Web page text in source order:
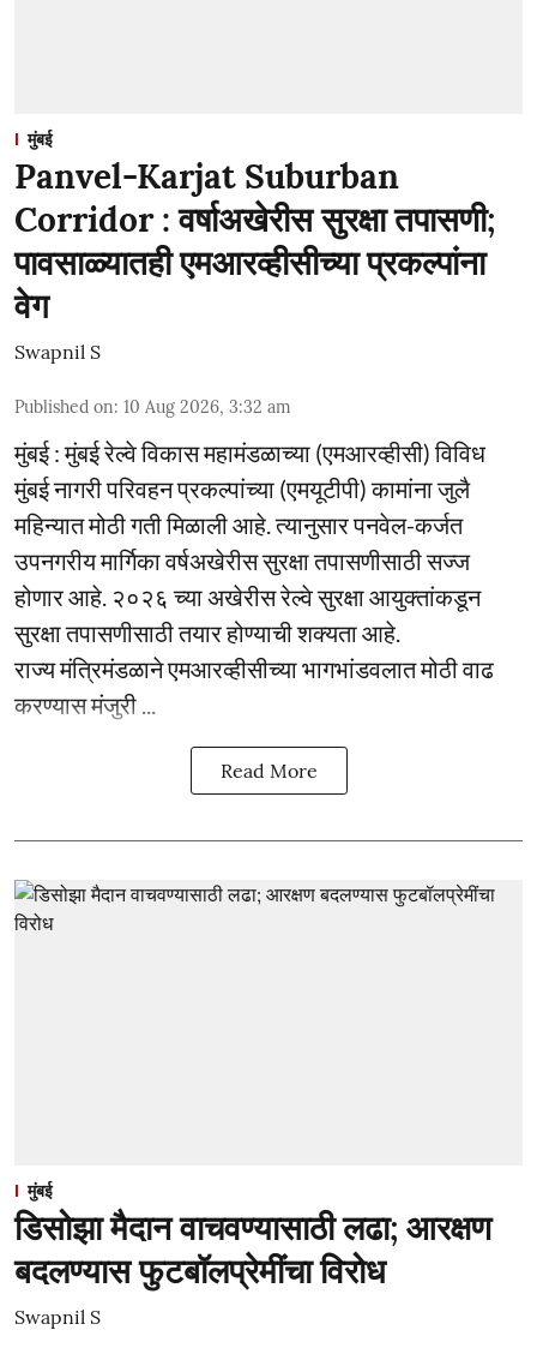
मुंबई
Panvel-Karjat Suburban
Corridor : वर्षाअखेरीस सुरक्षा तपासणी;
पावसाळ्यातही एमआरव्हीसीच्या प्रकल्पांना
वेग
Swapnil S
Published on: 10 Aug 2026, 3:32 am
मुंबई : मुंबई रेल्वे विकास महामंडळाच्या (एमआरव्हीसी) विविध
मुंबई नागरी परिवहन प्रकल्पांच्या (एमयूटीपी) कामांना जुलै
महिन्यात मोठी गती मिळाली आहे. त्यानुसार पनवेल-कर्जत
उपनगरीय मार्गिका वर्षअखेरीस सुरक्षा तपासणीसाठी सज्ज
होणार आहे. २०२६ च्या अखेरीस रेल्वे सुरक्षा आयुक्तांकडून
सुरक्षा तपासणीसाठी तयार होण्याची शक्यता आहे.
राज्य मंत्रिमंडळाने एमआरव्हीसीच्या भागभांडवलात मोठी वाढ
करण्यास मंजुरी ...
Read More
मुंबई
डिसोझा मैदान वाचवण्यासाठी लढा; आरक्षण
बदलण्यास फुटबॉलप्रेमींचा विरोध
Swapnil S